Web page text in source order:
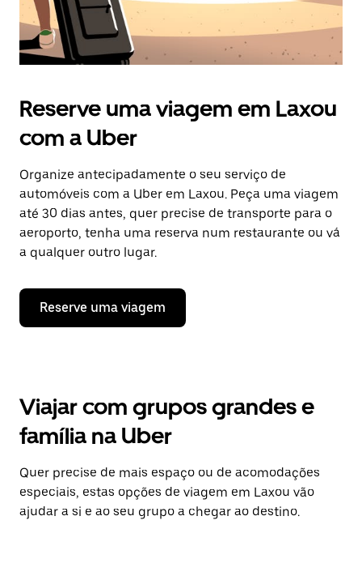
Reserve uma viagem em Laxou
com a Uber
Organize antecipadamente o seu serviço de
automóveis com a Uber em Laxou. Peça uma viagem
até 30 dias antes, quer precise de transporte para o
aeroporto, tenha uma reserva num restaurante ou vá
a qualquer outro lugar.
Reserve uma viagem
Viajar com grupos grandes e
família na Uber
Quer precise de mais espaço ou de acomodações
especiais, estas opções de viagem em Laxou vão
ajudar a si e ao seu grupo a chegar ao destino.